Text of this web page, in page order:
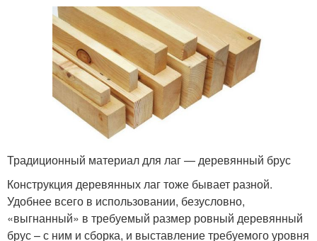
Традиционный материал для лаг — деревянный брус
Конструкция деревянных лаг тоже бывает разной.
Удобнее всего в использовании, безусловно,
«выгнанный» в требуемый размер ровный деревянный
брус – с ним и сборка, и выставление требуемого уровня